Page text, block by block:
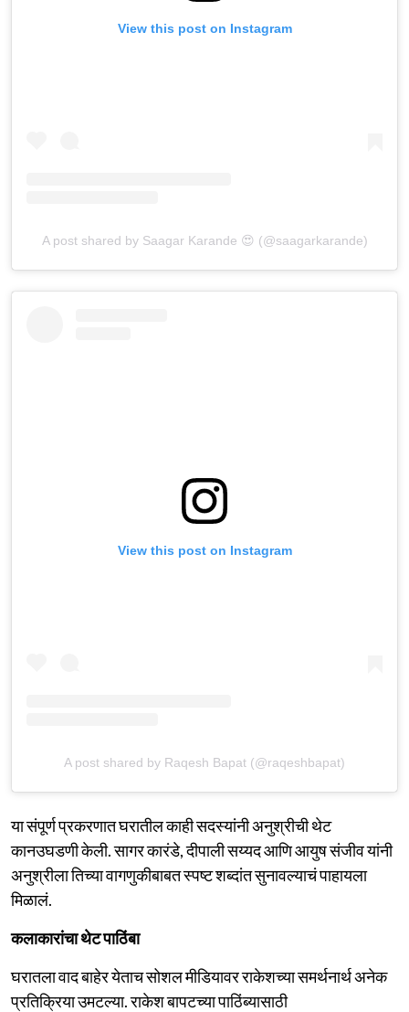
View this post on Instagram
A post shared by Saagar Karande 😍 (@saagarkarande)
View this post on Instagram
A post shared by Raqesh Bapat (@raqeshbapat)
या संपूर्ण प्रकरणात घरातील काही सदस्यांनी अनुश्रीची थेट
कानउघडणी केली. सागर कारंडे, दीपाली सय्यद आणि आयुष संजीव यांनी
अनुश्रीला तिच्या वागणुकीबाबत स्पष्ट शब्दांत सुनावल्याचं पाहायला
मिळालं.
कलाकारांचा थेट पाठिंबा
घरातला वाद बाहेर येताच सोशल मीडियावर राकेशच्या समर्थनार्थ अनेक
प्रतिक्रिया उमटल्या. राकेश बापटच्या पाठिंब्यासाठी